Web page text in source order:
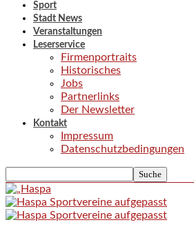
Sport
Stadt News
Veranstaltungen
Leserservice
Firmenportraits
Historisches
Jobs
Partnerlinks
Der Newsletter
Kontakt
Impressum
Datenschutzbedingungen